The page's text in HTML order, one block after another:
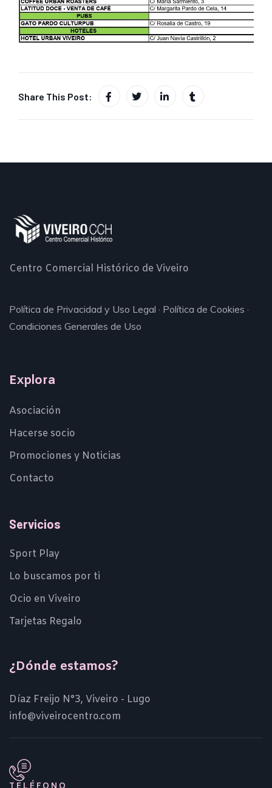
Share This Post:
Centro Comercial Histórico de Viveiro
Política de Privacidad y Uso Legal · Política de Cookies ·
Condiciones Generales de Uso
Explora
Asociación
Hacerse socio
Promociones y Noticias
Contacto
Servicios
Sport Play
Lo buscamos por ti
Ocio en Viveiro
Tarjetas Regalo
¿Dónde estamos?
Díaz Freijo N°3, Viveiro - Lugo
info@viveirocentro.com